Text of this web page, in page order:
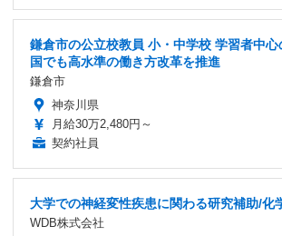
鎌倉市の公立校教員 小・中学校 学習者中
国でも高水準の働き方改革を推進
鎌倉市
神奈川県
月給30万2,480円～
契約社員
大学での神経変性疾患に関わる研究補助/化
WDB株式会社